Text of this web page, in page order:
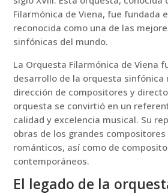
Filarmónica de Viena, fue fundada
reconocida como una de las
sinfónicas del mundo.
La Orquesta Filarmónica de Viena
desarrollo de la orquesta sinfónica
dirección de compositores y
orquesta se convirtió en un
calidad y excelencia musical. Su
obras de los grandes
románticos, así como de
contemporáneos.
El legado de la